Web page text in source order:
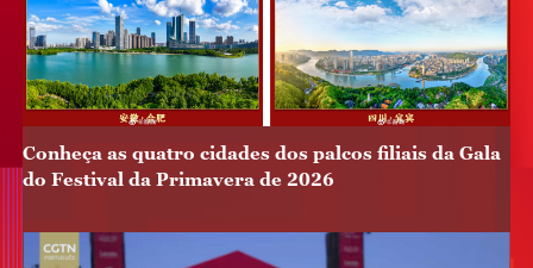
Conheça as quatro cidades dos palcos filiais da Gala
do Festival da Primavera de 2026